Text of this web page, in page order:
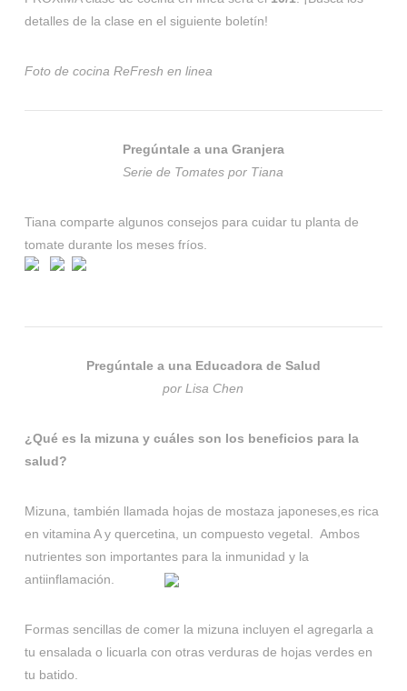
detalles de la clase en el siguiente boletín!
Foto de cocina ReFresh en linea
Pregúntale a una Granjera
Serie de Tomates por Tiana
Tiana comparte algunos consejos para cuidar tu planta de
tomate durante los meses fríos.
Pregúntale a una Educadora de Salud
por Lisa Chen
¿Qué es la mizuna y cuáles son los beneficios para la
salud?
Mizuna, también llamada hojas de mostaza japoneses,es rica
en vitamina A y quercetina, un compuesto vegetal. Ambos
nutrientes son importantes para la inmunidad y la
antiinflamación.
Formas sencillas de comer la mizuna incluyen el agregarla a
tu ensalada o licuarla con otras verduras de hojas verdes en
tu batido.